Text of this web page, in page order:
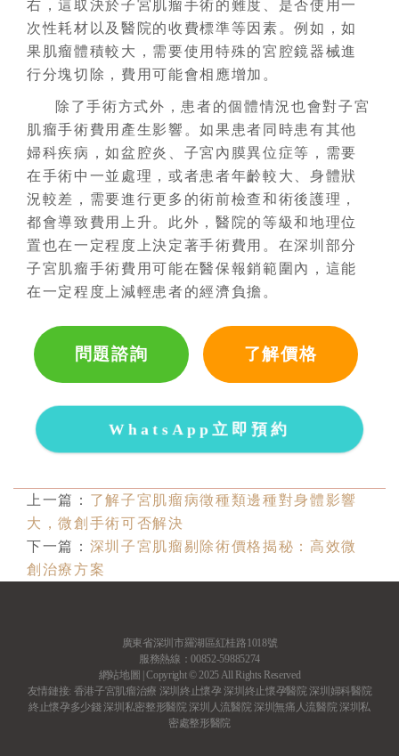
右，這取決於子宮肌瘤手術的難度、是否使用一
次性耗材以及醫院的收費標準等因素。例如，如
果肌瘤體積較大，需要使用特殊的宮腔鏡器械進
行分塊切除，費用可能會相應增加。
除了手術方式外，患者的個體情況也會對子宮
肌瘤手術費用產生影響。如果患者同時患有其他
婦科疾病，如盆腔炎、子宮內膜異位症等，需要
在手術中一並處理，或者患者年齡較大、身體狀
況較差，需要進行更多的術前檢查和術後護理，
都會導致費用上升。此外，醫院的等級和地理位
置也在一定程度上決定著手術費用。在深圳部分
子宮肌瘤手術費用可能在醫保報銷範圍內，這能
在一定程度上減輕患者的經濟負擔。
問題諮詢 了解價格
WhatsApp立即預約
上一篇： 了解子宮肌瘤病徵種類邊種對身體影響
大，微創手術可否解決
下一篇： 深圳子宮肌瘤剔除術價格揭秘：高效微
創治療方案
廣東省深圳市羅湖區紅桂路1018號
服務熱線：00852-59885274
網站地圖 | Copyright © 2025 All Rights Reserved
友情鏈接: 香港子宮肌瘤治療 深圳終止懷孕深圳終止懷孕醫院深圳婦科醫院
終止懷孕多少錢深圳私密整形醫院深圳人流醫院深圳無痛人流醫院深圳私
密處整形醫院